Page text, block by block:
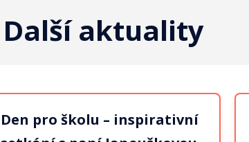
Další aktuality
Den pro školu – inspirativní